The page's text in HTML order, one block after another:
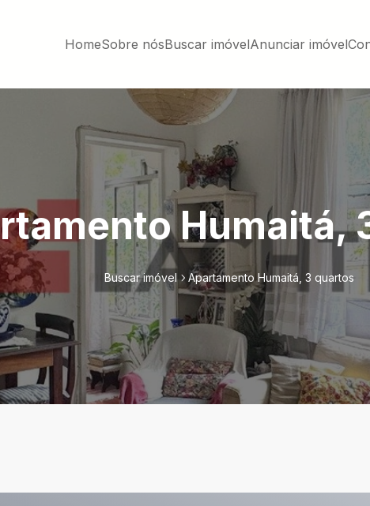
HomeSobre nósBuscar imóvelAnunciar imóvel
Humaitá,
Buscar imóvel Apartamento Humaitá, 3 quartos